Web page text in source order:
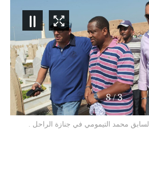
3
/
8
محمد التيمومي في جنازة الراحل .